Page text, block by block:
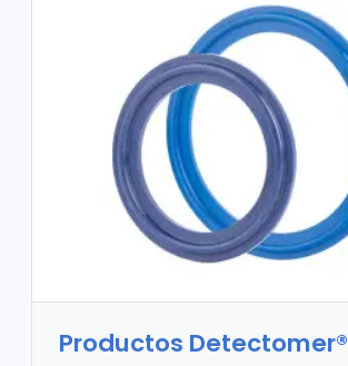
Productos Detectomer®